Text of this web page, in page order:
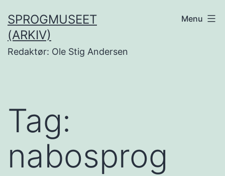
til
indhold
SPROGMUSEET
(ARKIV)
Redaktør: Ole Stig Andersen
Menu
Tag:
nabosprog